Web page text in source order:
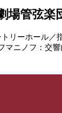
場管弦楽
トリーホール
マニノフ：交